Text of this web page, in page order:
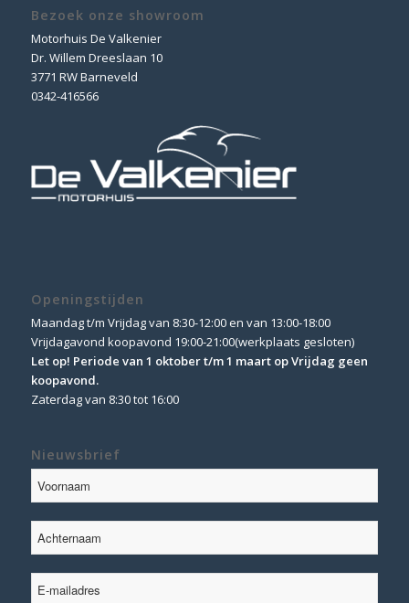
Bezoek onze showroom
Motorhuis De Valkenier
Dr. Willem Dreeslaan 10
3771 RW Barneveld
0342-416566
Openingstijden
Maandag t/m Vrijdag van 8:30-12:00 en van 13:00-18:00
Vrijdagavond koopavond 19:00-21:00(werkplaats gesloten)
Let op! Periode van 1 oktober t/m 1 maart op Vrijdag geen
koopavond.
Zaterdag van 8:30 tot 16:00
Nieuwsbrief